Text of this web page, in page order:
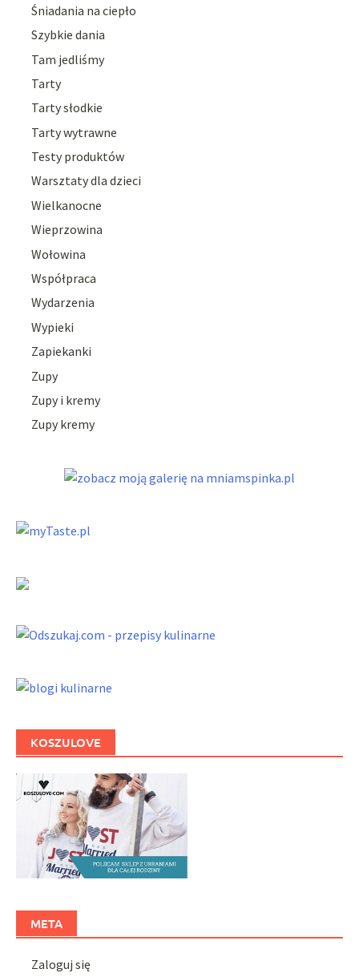
Śniadania na ciepło
Szybkie dania
Tam jedliśmy
Tarty
Tarty słodkie
Tarty wytrawne
Testy produktów
Warsztaty dla dzieci
Wielkanocne
Wieprzowina
Wołowina
Współpraca
Wydarzenia
Wypieki
Zapiekanki
Zupy
Zupy i kremy
Zupy kremy
KOSZULOVE
META
Zaloguj się